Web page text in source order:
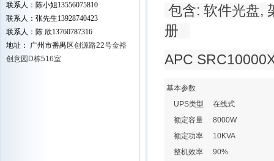
联系人：陈小姐13556075810
联系人：张先生13928740423
联系人：陈 欣13760787316
地址： 广州市番禺区创源路22号金裕
创意园D栋516室
包含: 软件光盘,
册
APC
基本参数
UPS类型
在线式
额定容量
8000W
额定功率
10KVA
整机效率
90%